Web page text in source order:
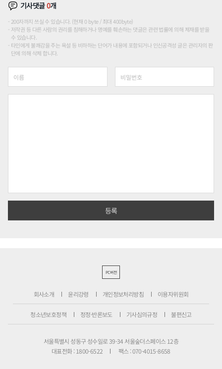
기사댓글0개
200자까지 쓰실 수 있습니다. (현재 0 byte / 최대 400byte)
저작권 등 다른 사람의 권리를 침해하거나 명예를 훼손하는 댓글은 관련 법률에 의해 제재를 받을
수 있습니다.
타인에게 불쾌감을 주는 욕설 등 비하하는 단어가 내용에 포함되거나 인신공격성 글은 관리자의 판
단에 의해 삭제 합니다.
PC버전
회사소개 윤리강령 개인정보처리방침 이용자위원회
청소년보호정책 정정·반론보도 기사심의규정 불편신고
서울특별시 성동구 성수일로 39-34 서울숲더스페이스 12층
대표전화 : 1800-6522
팩스 : 070-4015-8658